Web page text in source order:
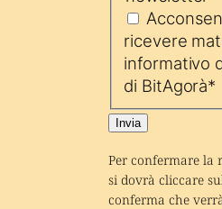
ricevere
informativo
di BitAgorà*
Invia
Per confermare la
si dovrà cliccare
conferma che